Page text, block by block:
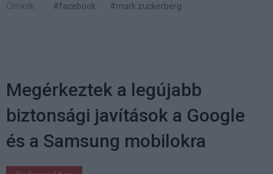
Címkék: #facebook #mark zuckerberg
Megérkeztek a legújabb
biztonsági javítások a Google
és a Samsung mobilokra